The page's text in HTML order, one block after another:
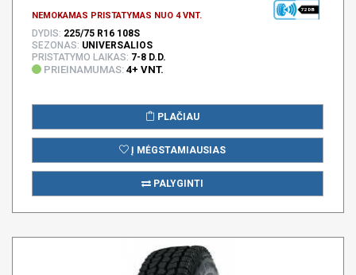
NEMOKAMAS PRISTATYMAS NUO 4 VNT.
72 DB
DYDIS: 225/75 R16 108S
SEZONAS: UNIVERSALIOS
PRISTATYMO LAIKAS: 7-8 D.D.
PRIEINAMUMAS: 4+ VNT.
PLAČIAU
Į MĖGSTAMIAUSIAS
PALYGINTI